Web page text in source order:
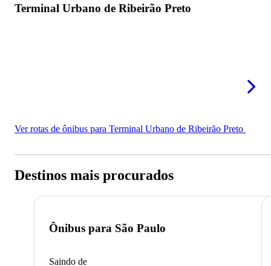
Terminal Urbano de Ribeirão Preto
Ver rotas de ônibus para Terminal Urbano de Ribeirão Preto
Destinos mais procurados
Ônibus para São Paulo
Saindo de